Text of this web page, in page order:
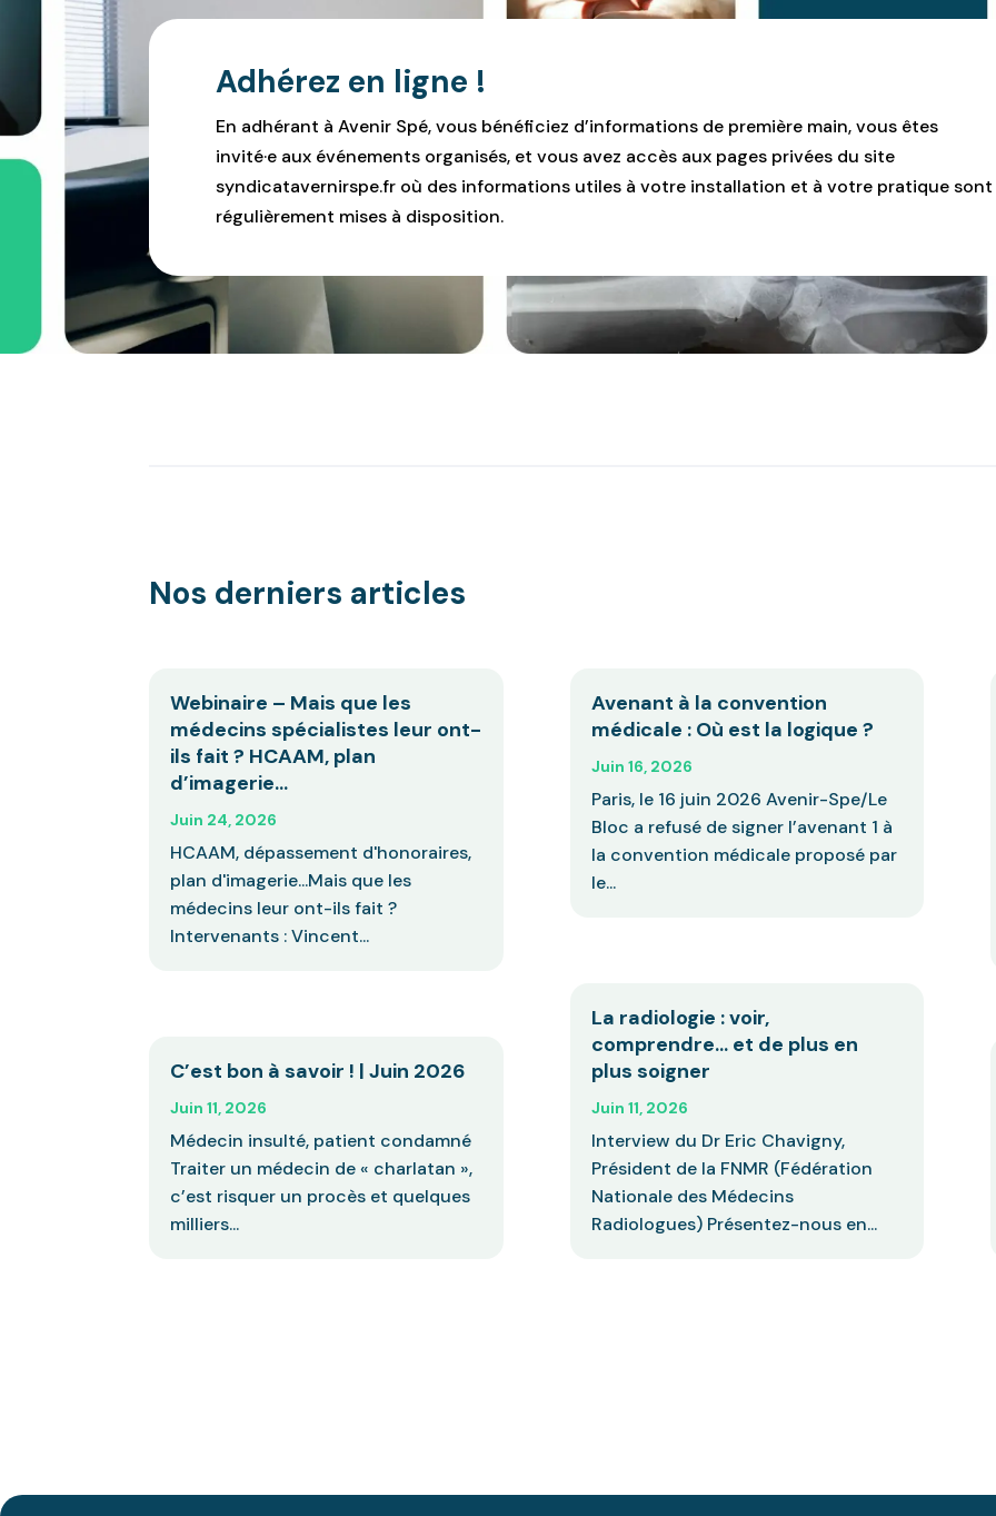
Adhérez en ligne !
En adhérant à Avenir Spé, vous bénéficiez d’informations de première main, vous êtes
invité·e aux événements organisés, et vous avez accès aux pages privées du site
syndicatavernirspe.fr où des informations utiles à votre installation et à votre pratique sont
régulièrement mises à disposition.
Nos derniers articles
Webinaire – Mais que les
médecins spécialistes leur ont-
ils fait ? HCAAM, plan
d’imagerie…
Juin 24, 2026
HCAAM, dépassement d'honoraires,
plan d'imagerie...Mais que les
médecins leur ont-ils fait ?
Intervenants : Vincent...
C’est bon à savoir ! | Juin 2026
Juin 11, 2026
Médecin insulté, patient condamné
Traiter un médecin de « charlatan »,
c’est risquer un procès et quelques
milliers...
Avenant à la convention
médicale : Où est la logique ?
Juin 16, 2026
Paris, le 16 juin 2026 Avenir-Spe/Le
Bloc a refusé de signer l’avenant 1 à
la convention médicale proposé par
le...
La radiologie : voir,
comprendre… et de plus en
plus soigner
Juin 11, 2026
Interview du Dr Eric Chavigny,
Président de la FNMR (Fédération
Nationale des Médecins
Radiologues) Présentez-nous en...